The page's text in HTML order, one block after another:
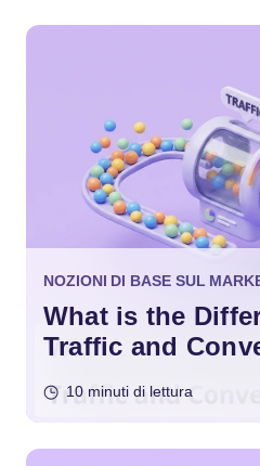
NOZIONI DI BASE SUL
What is the
Traffic and
10 minuti di lettura